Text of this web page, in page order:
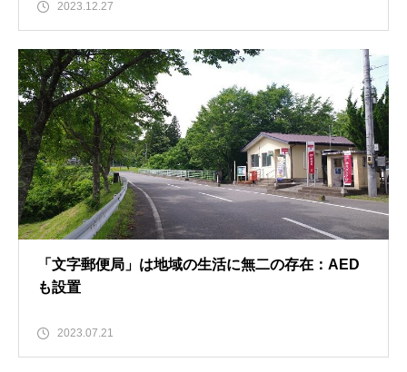
2023.12.27
「文字郵便局」は地域の生活に無二の存在：AED
も設置
2023.07.21